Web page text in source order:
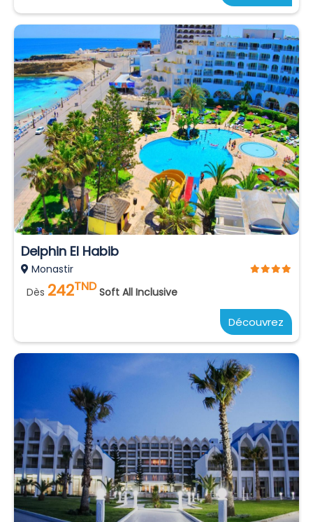
Delphin El Habib
Monastir
Dès 242TND Soft All Inclusive
Découvrez